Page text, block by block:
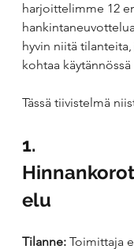
harjoittelimme 12
hyvin niitä
kohtaa
Tässä tiivistelmä
1.
elu
Tilanne: Toimittaja